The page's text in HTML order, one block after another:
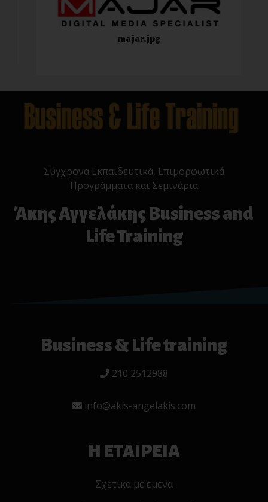
majar.jpg
Σύγχρονα Εκπαιδευτικά, Επιμορφωτικά
Προγράμματα και Σεμινάρια
Άκης Αγγελάκης Business and
Life Training
Business & Life training
210 2512988
info@akis-angelakis.com
Η ΕΤΑΙΡΕΙΑ
Σχετικα με εμενα